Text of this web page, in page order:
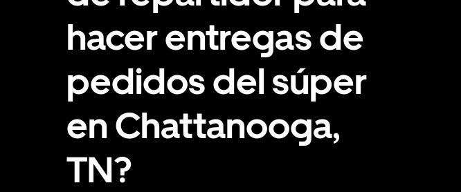
hacer entregas de
pedidos del súper
en Chattanooga,
TN?